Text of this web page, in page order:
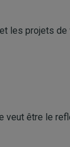
les projets de
veut être le